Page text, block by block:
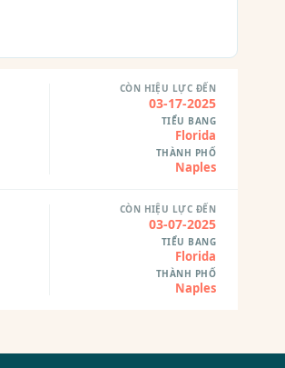
CÒN HIỆU LỰC ĐẾN
03-17-2025
TIỂU BANG
Florida
THÀNH PHỐ
Naples
CÒN HIỆU LỰC ĐẾN
03-07-2025
TIỂU BANG
Florida
THÀNH PHỐ
Naples